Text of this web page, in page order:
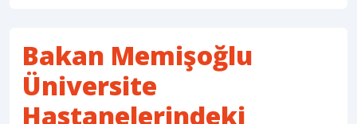
Bakan Memişoğlu
Üniversite
Hastanelerindeki